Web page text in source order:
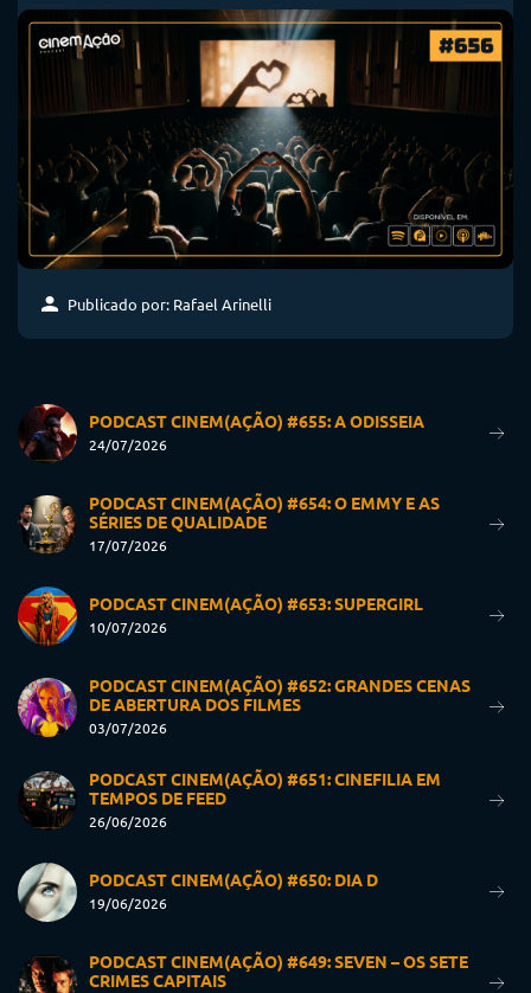
Publicado por: Rafael Arinelli
PODCAST CINEM(AÇÃO) #655: A ODISSEIA
24/07/2026
PODCAST CINEM(AÇÃO) #654: O EMMY E AS
SÉRIES DE QUALIDADE
17/07/2026
PODCAST CINEM(AÇÃO) #653: SUPERGIRL
10/07/2026
PODCAST CINEM(AÇÃO) #652: GRANDES CENAS
DE ABERTURA DOS FILMES
03/07/2026
PODCAST CINEM(AÇÃO) #651: CINEFILIA EM
TEMPOS DE FEED
26/06/2026
PODCAST CINEM(AÇÃO) #650: DIA D
19/06/2026
PODCAST CINEM(AÇÃO) #649: SEVEN – OS SETE
CRIMES CAPITAIS